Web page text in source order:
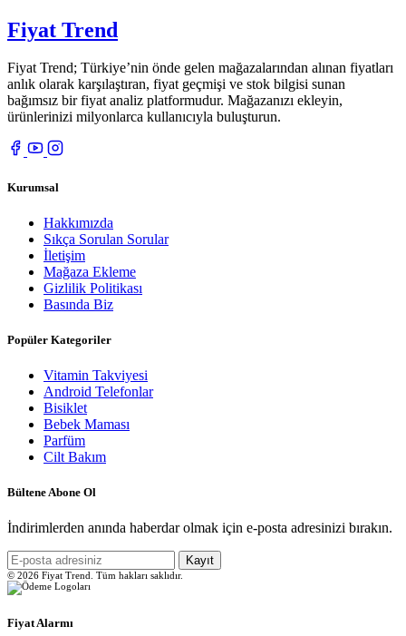
Fiyat Trend
Fiyat Trend; Türkiye’nin önde gelen mağazalarından alınan fiyatları
anlık olarak karşılaştıran, fiyat geçmişi ve stok bilgisi sunan
bağımsız bir fiyat analiz platformudur. Mağazanızı ekleyin,
ürünlerinizi milyonlarca kullanıcıyla buluşturun.
Kurumsal
Hakkımızda
Sıkça Sorulan Sorular
İletişim
Mağaza Ekleme
Gizlilik Politikası
Basında Biz
Popüler Kategoriler
Vitamin Takviyesi
Android Telefonlar
Bisiklet
Bebek Maması
Parfüm
Cilt Bakım
Bültene Abone Ol
İndirimlerden anında haberdar olmak için e-posta adresinizi bırakın.
Kayıt
© 2026 Fiyat Trend. Tüm hakları saklıdır.
Fiyat Alarmı